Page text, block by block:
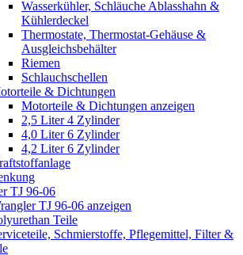
Wasserkühler, Schläuche Ablasshahn &
Kühlerdeckel
Thermostate, Thermostat-Gehäuse &
Ausgleichsbehälter
Riemen
Schlauchschellen
& Dichtungen
Motorteile & Dichtungen anzeigen
2,5 Liter 4 Zylinder
4,0 Liter 6 Zylinder
4,2 Liter 6 Zylinder
TJ 96-06
TJ 96-06 anzeigen
Teile
Schmierstoffe, Pflegemittel, Filter &